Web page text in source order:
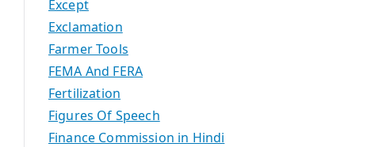
Except
Exclamation
Farmer Tools
FEMA And FERA
Fertilization
Figures Of Speech
Finance Commission in Hindi